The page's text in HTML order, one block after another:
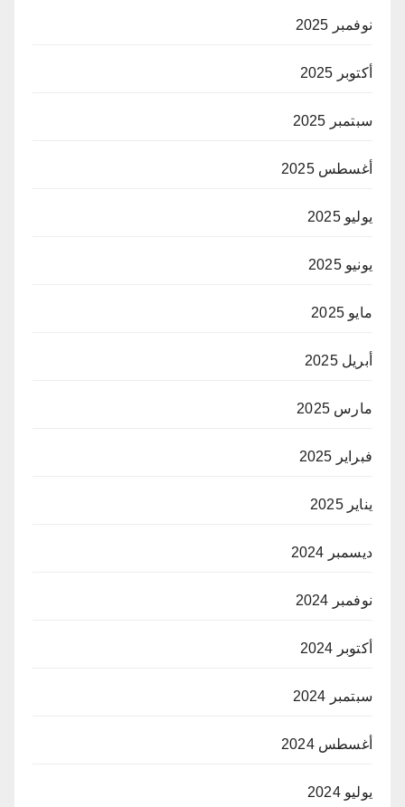
نوفمبر 2025
أكتوبر 2025
سبتمبر 2025
أغسطس 2025
يوليو 2025
يونيو 2025
مايو 2025
أبريل 2025
مارس 2025
فبراير 2025
يناير 2025
ديسمبر 2024
نوفمبر 2024
أكتوبر 2024
سبتمبر 2024
أغسطس 2024
يوليو 2024